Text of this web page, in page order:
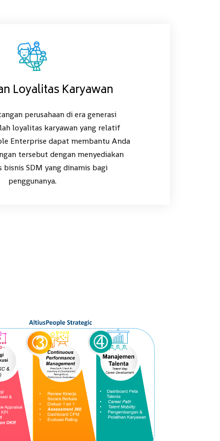
Loyalitas Karyawan
perusahaan di era generasi
loyalitas karyawan yang relatif
Enterprise dapat membantu Anda
tersebut dengan menyediakan
bisnis SDM yang dinamis bagi
penggunanya.